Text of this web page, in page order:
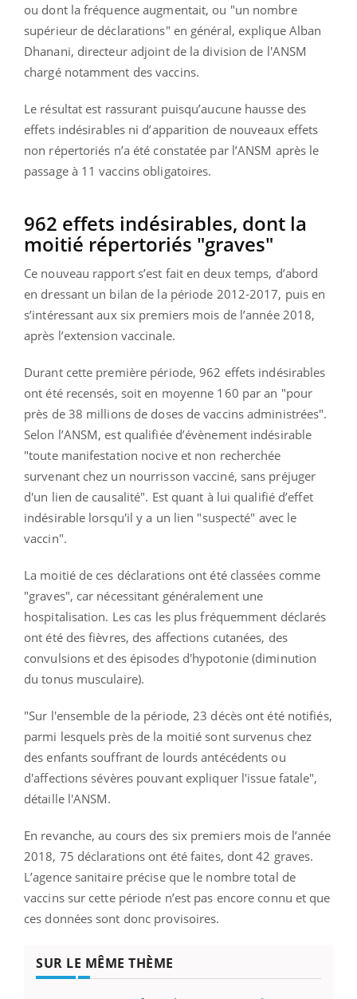
ou dont la fréquence augmentait, ou "un nombre
supérieur de déclarations" en général, explique Alban
Dhanani, directeur adjoint de la division de l'ANSM
chargé notamment des vaccins.
Le résultat est rassurant puisqu’aucune hausse des
effets indésirables ni d’apparition de nouveaux effets
non répertoriés n’a été constatée par l’ANSM après le
passage à 11 vaccins obligatoires.
962 effets indésirables, dont la
moitié répertoriés "graves"
Ce nouveau rapport s’est fait en deux temps, d’abord
en dressant un bilan de la période 2012-2017, puis en
s’intéressant aux six premiers mois de l’année 2018,
après l’extension vaccinale.
Durant cette première période, 962 effets indésirables
ont été recensés, soit en moyenne 160 par an "pour
près de 38 millions de doses de vaccins administrées".
Selon l’ANSM, est qualifiée d’évènement indésirable
"toute manifestation nocive et non recherchée
survenant chez un nourrisson vacciné, sans préjuger
d'un lien de causalité". Est quant à lui qualifié d’effet
indésirable lorsqu'il y a un lien "suspecté" avec le
vaccin".
La moitié de ces déclarations ont été classées comme
"graves", car nécessitant généralement une
hospitalisation. Les cas les plus fréquemment déclarés
ont été des fièvres, des affections cutanées, des
convulsions et des épisodes d'hypotonie (diminution
du tonus musculaire).
"Sur l'ensemble de la période, 23 décès ont été notifiés,
parmi lesquels près de la moitié sont survenus chez
des enfants souffrant de lourds antécédents ou
d'affections sévères pouvant expliquer l'issue fatale",
détaille l'ANSM.
En revanche, au cours des six premiers mois de l’année
2018, 75 déclarations ont été faites, dont 42 graves.
L’agence sanitaire précise que le nombre total de
vaccins sur cette période n’est pas encore connu et que
ces données sont donc provisoires.
SUR LE MÊME THÈME